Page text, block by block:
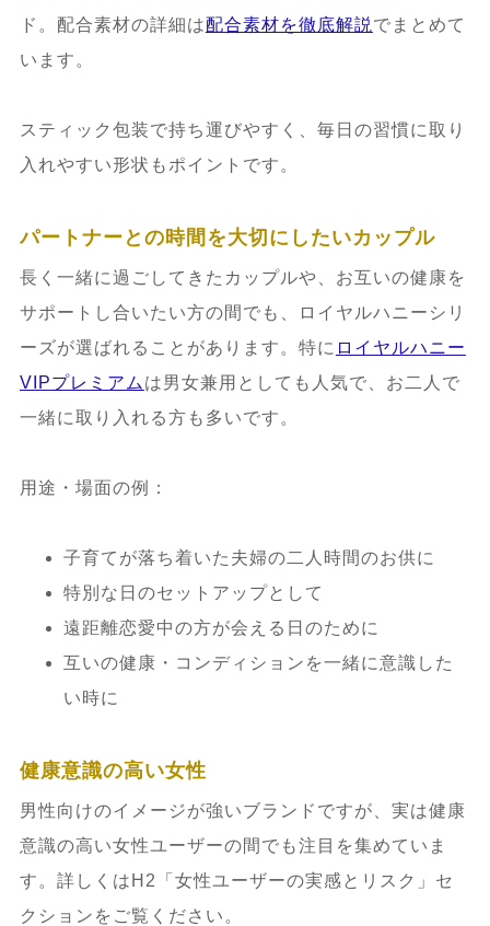
ド。配合素材の詳細は配合素材を徹底解説 でまとめて
います。
スティック包装で持ち運びやすく、毎日の習慣に取り
入れやすい形状もポイントです。
パートナーとの時間を大切にしたいカップル
長く一緒に過ごしてきたカップルや、お互いの健康を
サポートし合いたい方の間でも、ロイヤルハニーシリ
ーズが選ばれることがあります。特に ロイヤルハニー
VIPプレミアム は男女兼用としても人気で、お二人で
一緒に取り入れる方も多いです。
用途・場面の例：
子育てが落ち着いた夫婦の二人時間のお供に
特別な日のセットアップとして
遠距離恋愛中の方が会える日のために
互いの健康・コンディションを一緒に意識した
い時に
健康意識の高い女性
男性向けのイメージが強いブランドですが、実は健康
意識の高い女性ユーザーの間でも注目を集めていま
す。詳しくはH2「女性ユーザーの実感とリスク」セ
クションをご覧ください。